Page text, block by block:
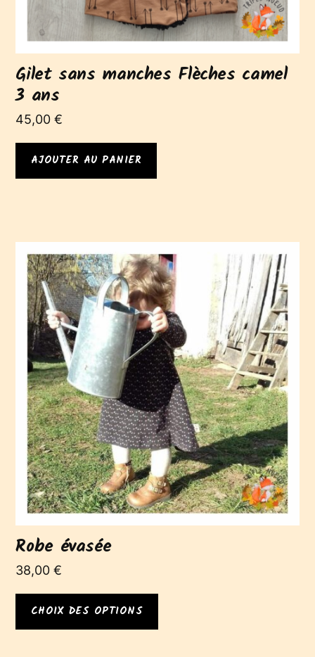
Gilet sans manches Flèches camel
3 ans
45,00€
AJOUTER AU PANIER
Robe évasée
38,00€
CHOIX DES OPTIONS
Ce
produit
plusieurs
variations.
Les
options
peuvent
être
choisies
sur
page
du
produit